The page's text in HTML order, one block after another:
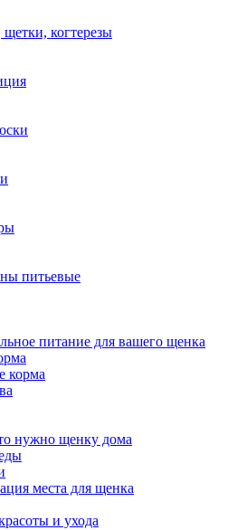
щетки, когтерезы
питьевые
питание для вашего щенка
корма
нужно щенку дома
места для щенка
и ухода